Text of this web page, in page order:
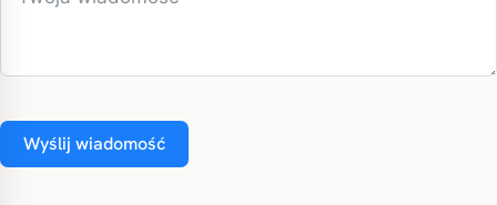
Wyślij wiadomość